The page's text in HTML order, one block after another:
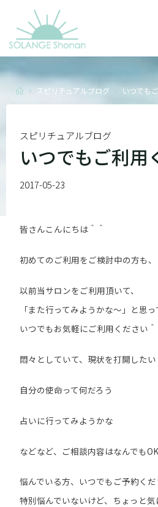
content
Homeスピリチュアルブログ いつでも
スピリチュアルブログ
いつでもご利
2017-05-23
皆さんこんにちは＾＾
初めてのご利用をご検討中の方も、
以前当サロンをご利用頂いて、
「また行ってみようかな～」と思っ
いつでもお気軽にご利用ください＾
悶々としていて、現状を打開したい
自分の使命って何だろう
占いに行ってみようかな
などなど、ご相談内容はなんでもOK
悩んでいる方、いつでもご予約くだ
特別悩んでいないけど、ちょっと